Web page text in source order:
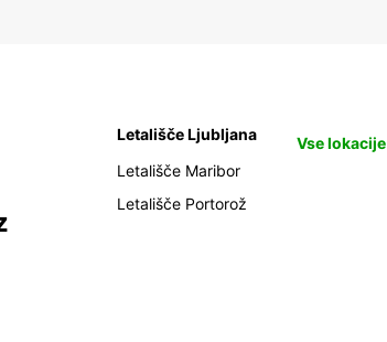
Letališče Ljubljana
Letališče Maribor
Letališče Portorož
Vse lokacije